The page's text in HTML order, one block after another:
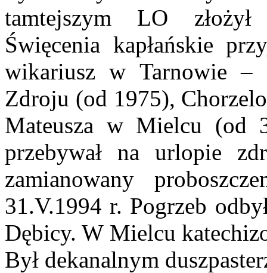
tamtejszym LO
Święcenia kapłańskie
wikariusz w Tarnowie –
Zdroju (od 1975),
Mateusza w Mielcu (od
przebywał na urlopie
zamianowany
31.V.1994 r. Pogrzeb
Dębicy. W Mielcu
Był dekanalnym